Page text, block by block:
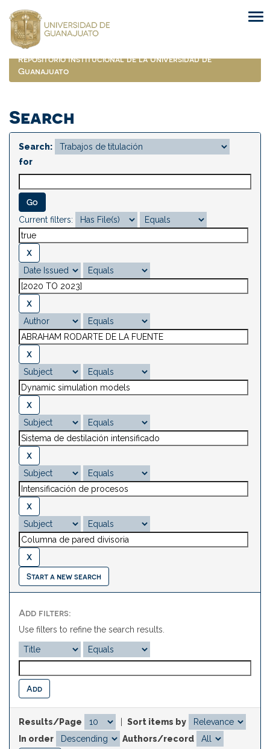
navigation
Repositorio Institucional de la Universidad de
Guanajuato
Search
Search:
for
Current filters:
Start a new search
Add filters:
Use filters to refine the search results.
Results/Page
Sort items by
In order
Authors/record